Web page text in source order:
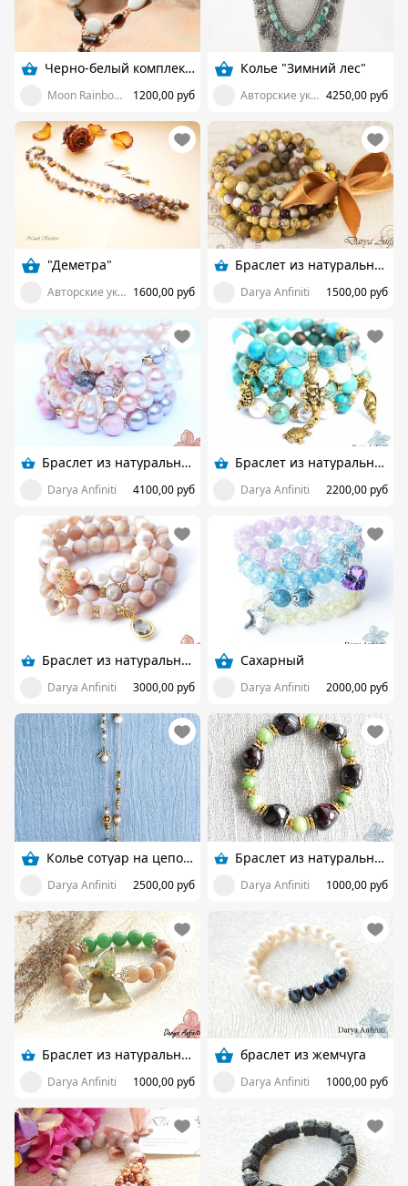
Черно-белый комплект «Го»
Moon Rainbow - авторские украшения 1200,00 руб
Колье "Зимний лес"
Авторские украшения 4250,00 руб
"Деметра"
Авторские украшения 1600,00 руб
Браслет из натуральных камней
Darya Anfiniti 1500,00 руб
Браслет из натуральных камней
Darya Anfiniti 4100,00 руб
Браслет из натуральных камней
Darya Anfiniti 2200,00 руб
Браслет из натуральных камней
Darya Anfiniti 3000,00 руб
Сахарный
Darya Anfiniti 2000,00 руб
Колье сотуар на цепочке
Darya Anfiniti 2500,00 руб
Браслет из натуральных камней
Darya Anfiniti 1000,00 руб
Браслет из натуральных камней
Darya Anfiniti 1000,00 руб
браслет из жемчуга
Darya Anfiniti 1000,00 руб